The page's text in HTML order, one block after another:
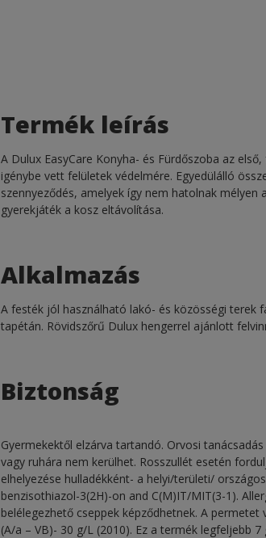
Termék leírás
A Dulux EasyCare Konyha- és Fürdőszoba az
igénybe vett felületek védelmére. Egyedülálló
szennyeződés, amelyek így nem hatolnak
gyerekjáték a kosz eltávolítása.
Alkalmazás
A festék jól használható lakó- és közösségi terek
tapétán. Rövidszőrű Dulux hengerrel ajánlott
Biztonság
Gyermekektől elzárva tartandó. Orvosi
vagy ruhára nem kerülhet. Rosszullét esetén
elhelyezése hulladékként- a helyi/területi/
benzisothiazol-3(2H)-on and C(M)IT/MIT(3-1).
belélegezhető cseppek képződhetnek. A
(A/a – VB)- 30 g/L (2010). Ez a termék legfeljebb 7